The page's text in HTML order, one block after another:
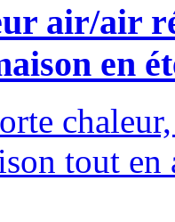
air/air
en
tout en